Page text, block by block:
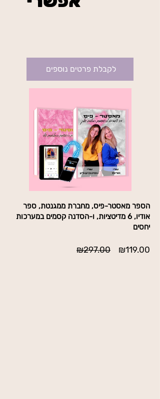
לקבלת פרטים נוספים
הספר מאסטר-פיס, מחברת ממגנטת, ספר
אודיו, 6 מדיטציות, ו-הסדנה קסמים במערכות
יחסים
₪297.00
מחיר
₪119.00